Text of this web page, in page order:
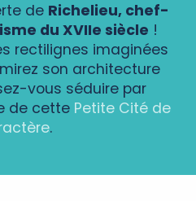
de Richelieu, chef-
du XVIIe siècle !
rectilignes imaginées
son architecture
vous séduire par
de cette Petite Cité de
.